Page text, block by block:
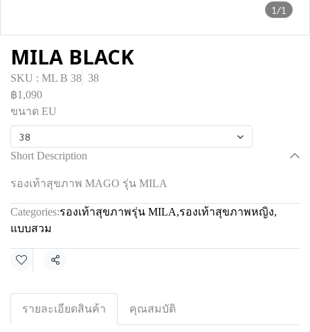
1/1
MILA BLACK
SKU : ML B 38 38
฿1,090
ขนาด EU
38
Short Description
รองเท้าสุขภาพ MAGO รุ่น MILA
Categories:รองเท้าสุขภาพรุ่น MILA,รองเท้าสุขภาพหญิง,
แบบสวม
Share
รายละเอียดสินค้า คุณสมบัติ